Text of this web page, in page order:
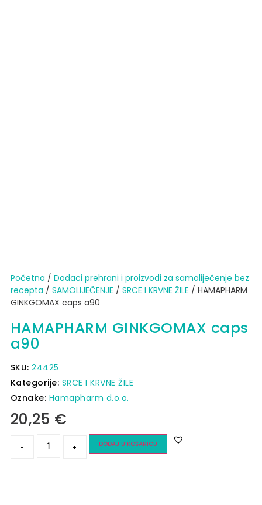
Početna / Dodaci prehrani i proizvodi za samoliječenje bez
recepta / SAMOLIJEČENJE / SRCE I KRVNE ŽILE / HAMAPHARM
GINKGOMAX caps a90
HAMAPHARM GINKGOMAX caps
a90
SKU:24425
Kategorije: SRCE I KRVNE ŽILE
Oznake: Hamapharm d.o.o.
20,25 €
- + DODAJ U KOŠARICU